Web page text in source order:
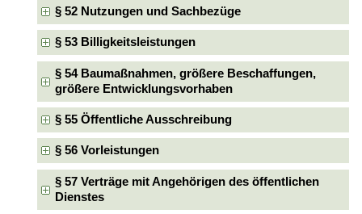
§ 52 Nutzungen und Sachbezüge
§ 53 Billigkeitsleistungen
§ 54 Baumaßnahmen, größere Beschaffungen,
größere Entwicklungsvorhaben
§ 55 Öffentliche Ausschreibung
§ 56 Vorleistungen
§ 57 Verträge mit Angehörigen des öffentlichen
Dienstes